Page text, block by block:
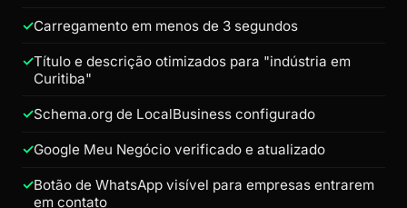
Carregamento em menos de 3 segundos
Título e descrição otimizados para "indústria em
Curitiba"
Schema.org de LocalBusiness configurado
Google Meu Negócio verificado e atualizado
Botão de WhatsApp visível para empresas entrarem
em contato